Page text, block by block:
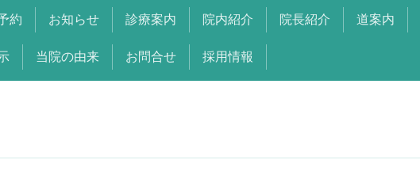
約 お知らせ 診療案内 院内紹介 院長紹介 道案内
当院の由来 お問合せ 採用情報